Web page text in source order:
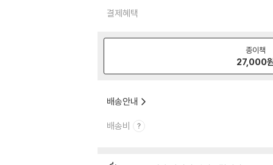
결제혜택
종이책
27,000
배송안내
배송비